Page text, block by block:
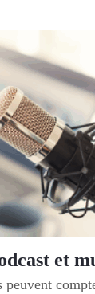
et
peuvent